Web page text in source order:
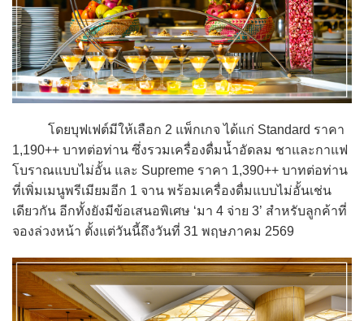
โดยบุฟเฟต์มีให้เลือก 2 แพ็กเกจ ได้แก่ Standard ราคา
1,190++ บาทต่อท่าน ซึ่งรวมเครื่องดื่มน้ำอัดลม ชาและกาแฟ
โบราณแบบไม่อั้น และ Supreme ราคา 1,390++ บาทต่อท่าน
ที่เพิ่มเมนูพรีเมียมอีก 1 จาน พร้อมเครื่องดื่มแบบไม่อั้นเช่น
เดียวกัน อีกทั้งยังมีข้อเสนอพิเศษ ‘มา 4 จ่าย 3’ สำหรับลูกค้าที่
จองล่วงหน้า ตั้งแต่วันนี้ถึงวันที่ 31 พฤษภาคม 2569